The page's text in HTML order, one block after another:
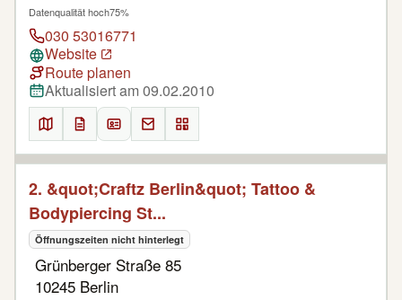
Datenqualität hoch75%
030 53016771
Website
Route planen
Aktualisiert am 09.02.2010
2. &quot;Craftz Berlin&quot; Tattoo &
Bodypiercing St...
Öffnungszeiten nicht hinterlegt
Grünberger Straße 85
10245 Berlin